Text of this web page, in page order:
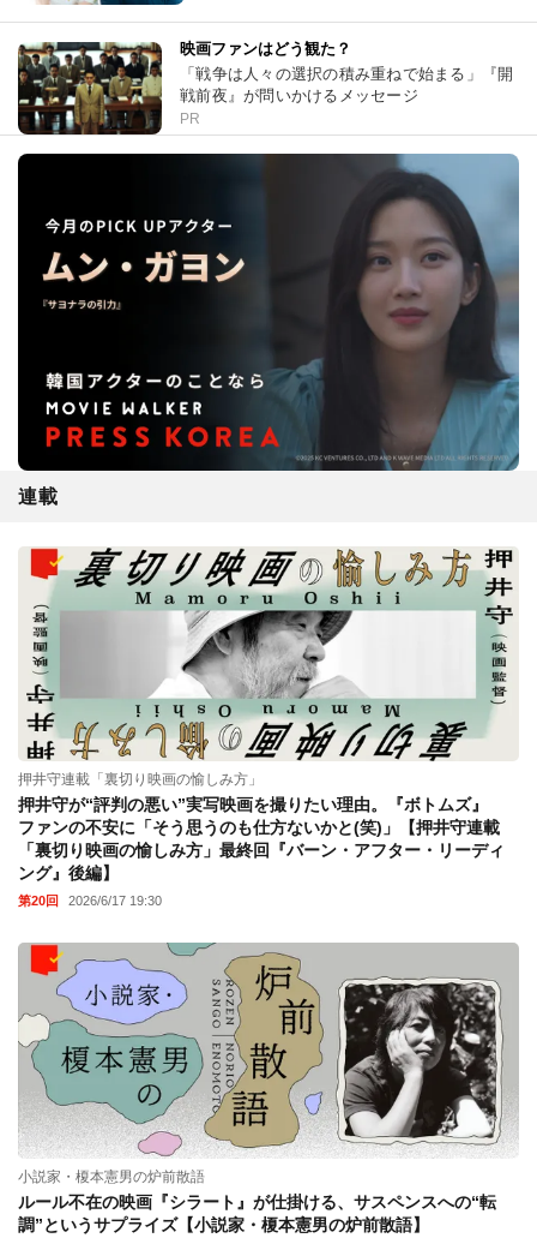
映画ファンはどう観た？
「戦争は人々の選択の積み重ねで始まる」『開
戦前夜』が問いかけるメッセージ
PR
連載
押井守連載「裏切り映画の愉しみ方」
押井守が“評判の悪い”実写映画を撮りたい理由。『ボトムズ』
ファンの不安に「そう思うのも仕方ないかと(笑)」【押井守連載
「裏切り映画の愉しみ方」最終回『バーン・アフター・リーディ
ング』後編】
第20回 2026/6/17 19:30
小説家・榎本憲男の炉前散語
ルール不在の映画『シラート』が仕掛ける、サスペンスへの“転
調”というサプライズ【小説家・榎本憲男の炉前散語】